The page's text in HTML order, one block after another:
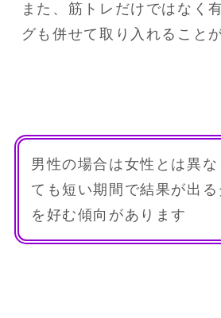
また、筋トレだけではなく
男性の場合は女性とは異な
ても短い期間で結果が出
を好む傾向があります